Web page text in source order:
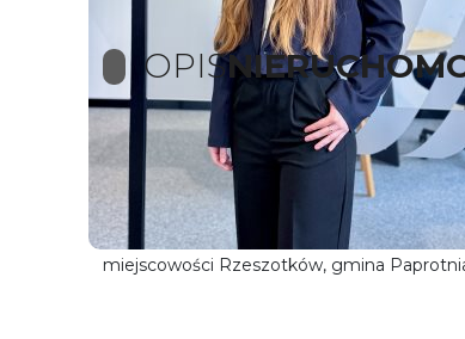
OPIS
Działka 1306 m² – Rzeszotków,
NOVOHOME.PL
Na sprzedaż działka o powierzchni1306 m²
miejscowości Rzeszotków, gmina